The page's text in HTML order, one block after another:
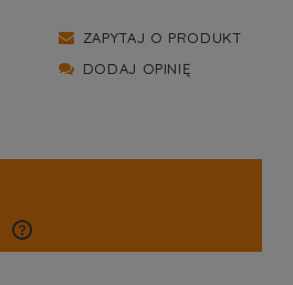
ZAPYTAJ O PRODUKT
DODAJ OPINIĘ